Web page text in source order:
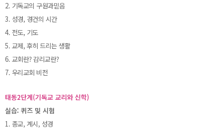
2. 기독교의 구원과믿음
3. 성경, 경건의 시간
4. 전도, 기도
5. 교제, 후히 드리는 생활
6. 교회란? 감리교란?
7. 우리교회 비전
태동2단계(기독교 교리와 신학)
실습: 퀴즈 및 시험
1. 종교, 계시, 성경